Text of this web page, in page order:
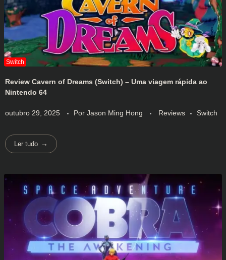
Review Cavern of Dreams (Switch) – Uma viagem rápida ao
Nintendo 64
outubro 29, 2025 Por Jason Ming Hong Reviews Switch
Ler tudo